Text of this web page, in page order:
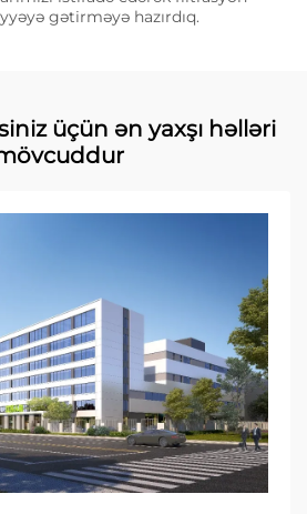
gətirməyə hazırdıq.
üçün ən yaxşı həlləri